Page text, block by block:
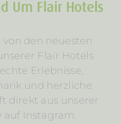
Um Flair Hotels
von den neuesten
Flair Hotels
Erlebnisse,
und herzliche
direkt aus unserer
Instagram.